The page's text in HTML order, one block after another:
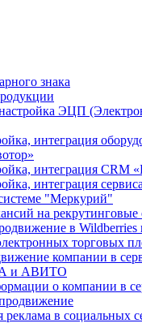
знака
ЭЦП
интеграция
интеграция CRM
интеграция
"Меркурий"
на рекрутинговые
в Wildberries
торговых
компании в
и АВИТО
о компании в
реклама в социальных